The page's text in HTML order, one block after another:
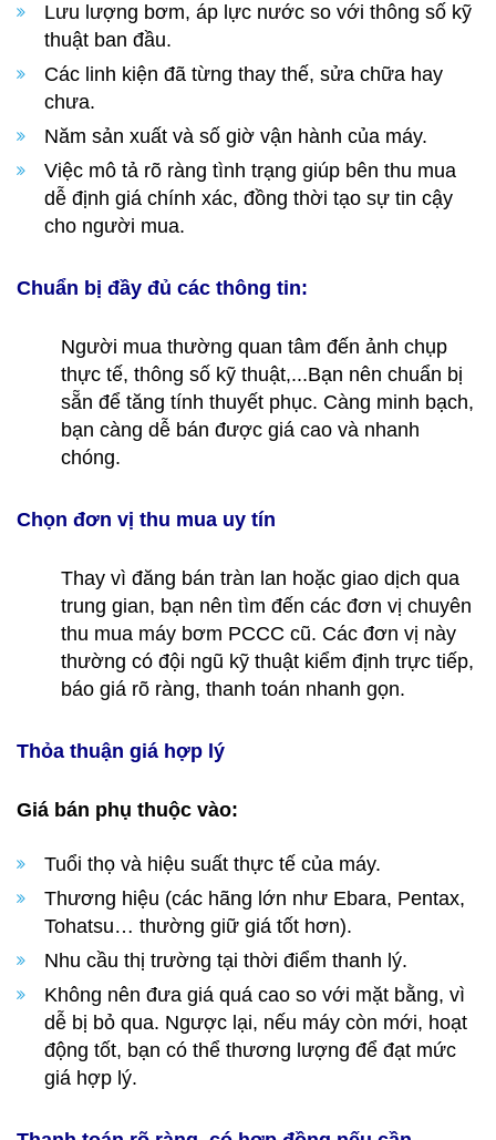
Lưu lượng bơm, áp lực nước so với thông số kỹ
thuật ban đầu.
Các linh kiện đã từng thay thế, sửa chữa hay
chưa.
Năm sản xuất và số giờ vận hành của máy.
Việc mô tả rõ ràng tình trạng giúp bên thu mua
dễ định giá chính xác, đồng thời tạo sự tin cậy
cho người mua.
Chuẩn bị đầy đủ các thông tin:
Người mua thường quan tâm đến ảnh chụp
thực tế, thông số kỹ thuật,...Bạn nên chuẩn bị
sẵn để tăng tính thuyết phục. Càng minh bạch,
bạn càng dễ bán được giá cao và nhanh
chóng.
Chọn đơn vị thu mua uy tín
Thay vì đăng bán tràn lan hoặc giao dịch qua
trung gian, bạn nên tìm đến các đơn vị chuyên
thu mua máy bơm PCCC cũ. Các đơn vị này
thường có đội ngũ kỹ thuật kiểm định trực tiếp,
báo giá rõ ràng, thanh toán nhanh gọn.
Thỏa thuận giá hợp lý
Giá bán phụ thuộc vào:
Tuổi thọ và hiệu suất thực tế của máy.
Thương hiệu (các hãng lớn như Ebara, Pentax,
Tohatsu… thường giữ giá tốt hơn).
Nhu cầu thị trường tại thời điểm thanh lý.
Không nên đưa giá quá cao so với mặt bằng, vì
dễ bị bỏ qua. Ngược lại, nếu máy còn mới, hoạt
động tốt, bạn có thể thương lượng để đạt mức
giá hợp lý.